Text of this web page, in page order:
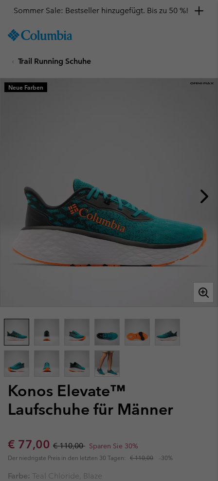
TO
SKIP
MAIN
NAV
Sommer Sale: Bestseller hinzugefügt. Bis zu 50 %!
Trail Running Schuhe
Konos Elevate™
Laufschuhe für Männer
Sale price:
€ 77,00 Regular price:
€ 110,00 Sparen Sie 30%
Der niedrigste Preis in den letzten 30 Tagen: € 110,00 -30%
Neue Farben
Farbe: Teal Chloride, Blaze